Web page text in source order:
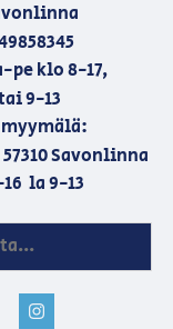
pe klo 8-17,
9-13
Savonlinna
la 9-13